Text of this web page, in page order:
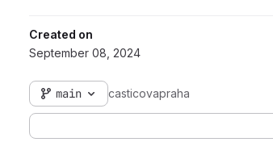
Created on
September 08, 2024
main casticovapraha